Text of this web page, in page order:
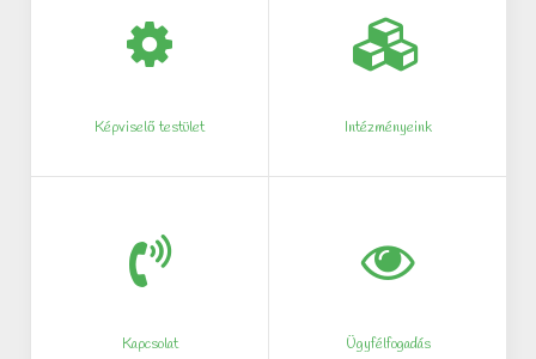
Képviselő testület Intézményeink
Kapcsolat Ügyfélfogadás